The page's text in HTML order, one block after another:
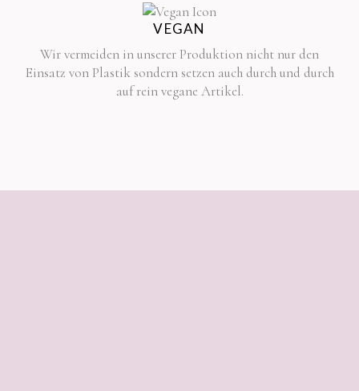
VEGAN
Wir vermeiden in unserer Produktion nicht nur den
Einsatz von Plastik sondern setzen auch durch und durch
auf rein vegane Artikel.